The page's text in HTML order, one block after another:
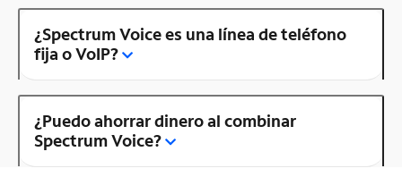
¿Spectrum Voice es una línea de teléfono
fija o VoIP?
¿Puedo ahorrar dinero al combinar
Spectrum Voice?